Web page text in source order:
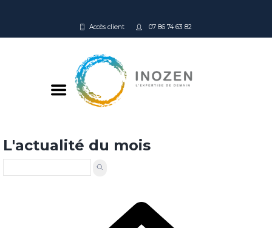
Accès client 07 86 74 63 82
L'actualité du mois